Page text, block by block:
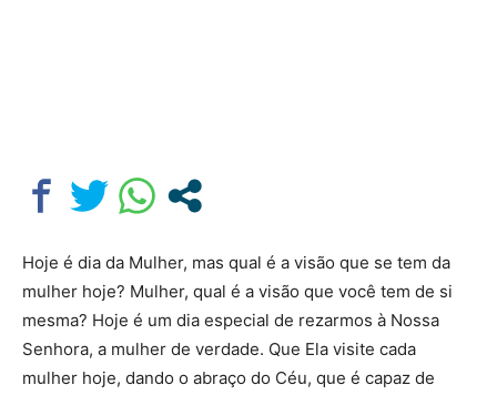
Hoje é dia da Mulher, mas qual é a visão que se tem da
mulher hoje? Mulher, qual é a visão que você tem de si
mesma? Hoje é um dia especial de rezarmos à Nossa
Senhora, a mulher de verdade. Que Ela visite cada
mulher hoje, dando o abraço do Céu, que é capaz de